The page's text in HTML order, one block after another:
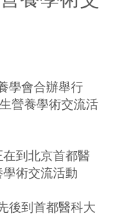
學會合辦舉行
營養學術交流活
到北京首都醫
術交流活動
後到首都醫科大